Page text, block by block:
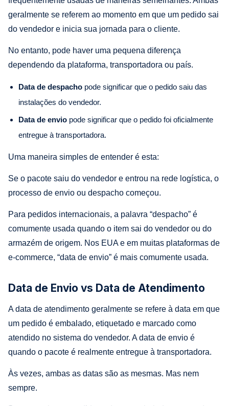
geralmente se referem ao momento em que um pedido sai
do vendedor e inicia sua jornada para o cliente.
No entanto, pode haver uma pequena diferença
dependendo da plataforma, transportadora ou país.
Data de despacho pode significar que o pedido saiu das
instalações do vendedor.
Data de envio pode significar que o pedido foi oficialmente
entregue à transportadora.
Uma maneira simples de entender é esta:
Se o pacote saiu do vendedor e entrou na rede logística, o
processo de envio ou despacho começou.
Para pedidos internacionais, a palavra “despacho” é
comumente usada quando o item sai do vendedor ou do
armazém de origem. Nos EUA e em muitas plataformas de
e-commerce, “data de envio” é mais comumente usada.
Data de Envio vs Data de Atendimento
A data de atendimento geralmente se refere à data em que
um pedido é embalado, etiquetado e marcado como
atendido no sistema do vendedor. A data de envio é
quando o pacote é realmente entregue à transportadora.
Às vezes, ambas as datas são as mesmas. Mas nem
sempre.